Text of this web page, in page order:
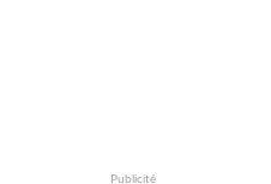
Publicité